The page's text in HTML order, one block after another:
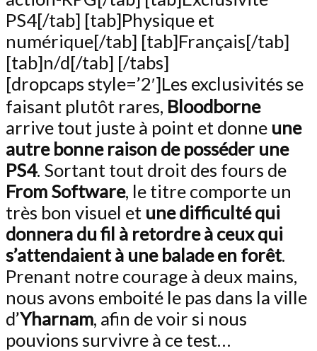
PS4[/tab] [tab]Physique et
numérique[/tab] [tab]Français[/tab]
[tab]n/d[/tab] [/tabs]
[dropcaps style=’2′]Les exclusivités se
faisant plutôt rares, Bloodborne
arrive tout juste à point et donne une
autre bonne raison de posséder une
PS4. Sortant tout droit des fours de
From Software, le titre comporte un
très bon visuel et une difficulté qui
donnera du fil à retordre à ceux qui
s’attendaient à une balade en forêt.
Prenant notre courage à deux mains,
nous avons emboité le pas dans la ville
d’Yharnam, afin de voir si nous
pouvions survivre à ce test…